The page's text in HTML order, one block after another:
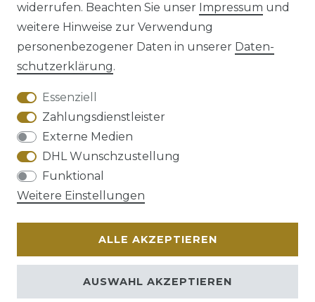
AGB Barrierefreiheitserklärung
Widerrufs­recht
widerrufen. Beachten Sie unser Impressum und
weitere Hinweise zur Verwendung
personenbezogener Daten in unserer Daten­
schutz­erklärung.
Essenziell
Zahlungsdienstleister
Externe Medien
DHL Wunschzustellung
Funktional
Weitere Einstellungen
ALLE AKZEPTIEREN
AUSWAHL AKZEPTIEREN